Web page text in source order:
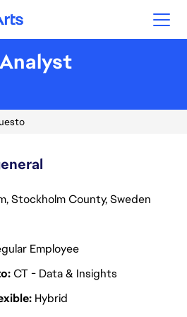
Arts
Stockholm County, Sweden
Employee
CT - Data & Insights
Hybrid